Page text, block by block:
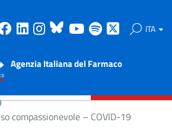
Facebook
Linkedin
Instagram
Bluesky
Youtube
Spotify ITA
Agenzia Italiana del Farmaco
compassionevole – COVID-19